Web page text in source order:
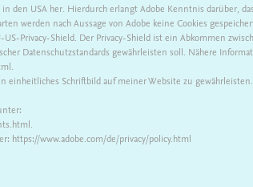
den USA her. Hierdurch erlangt Adobe Kenntnis darüber,
werden nach Aussage von Adobe keine Cookies
Privacy-Shield. Der Privacy-Shield ist ein Abkommen
Datenschutzstandards gewährleisten soll. Nähere
einheitliches Schriftbild auf meiner Website zu
https://www.adobe.com/de/privacy/policy.html